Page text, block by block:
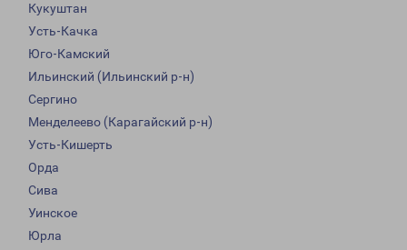
Кукуштан
Усть-Качка
Юго-Камский
Ильинский (Ильинский р-н)
Сергино
Менделеево (Карагайский р-н)
Усть-Кишерть
Орда
Сива
Уинское
Юрла